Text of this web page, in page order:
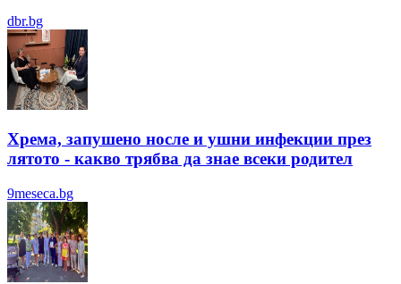
dbr.bg
Хрема, запушено носле и ушни инфекции през
лятотo - какво трябва да знае всеки родител
9meseca.bg